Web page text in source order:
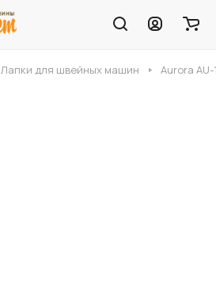
Лапки для швейных машин Aurora